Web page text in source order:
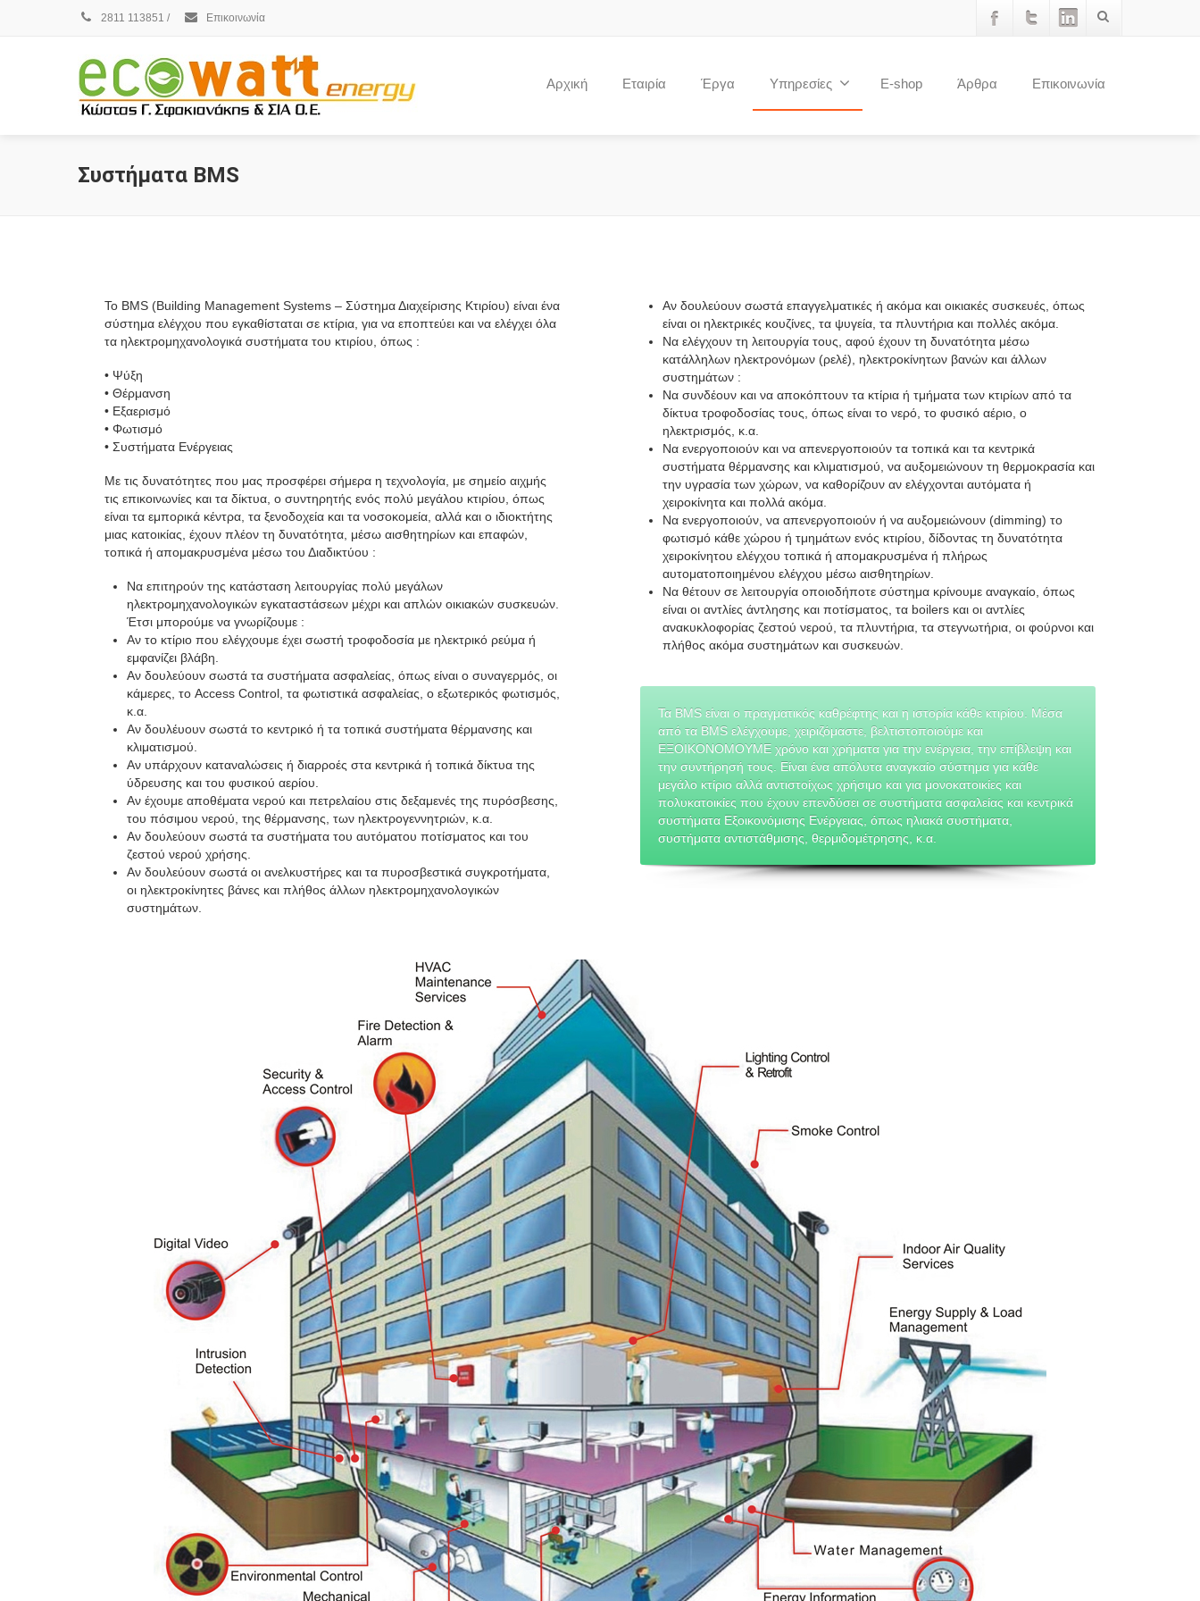
2811 113851 / Επικοινωνία
Αρχική Εταιρία Έργα Υπηρεσίες E-shop Άρθρα Επικοινωνία
Συστήματα BMS
Το BMS (Building Management Systems – Σύστημα Διαχείρισης Κτιρίου) είναι ένα
σύστημα ελέγχου που εγκαθίσταται σε κτίρια, για να εποπτεύει και να ελέγχει όλα
τα ηλεκτρομηχανολογικά συστήματα του κτιρίου, όπως :
• Ψύξη
• Θέρμανση
• Εξαερισμό
• Φωτισμό
• Συστήματα Ενέργειας
Με τις δυνατότητες που μας προσφέρει σήμερα η τεχνολογία, με σημείο αιχμής
τις επικοινωνίες και τα δίκτυα, ο συντηρητής ενός πολύ μεγάλου κτιρίου, όπως
είναι τα εμπορικά κέντρα, τα ξενοδοχεία και τα νοσοκομεία, αλλά και ο ιδιοκτήτης
μιας κατοικίας, έχουν πλέον τη δυνατότητα, μέσω αισθητηρίων και επαφών,
τοπικά ή απομακρυσμένα μέσω του Διαδικτύου :
Nα επιτηρούν της κατάσταση λειτουργίας πολύ μεγάλων
ηλεκτρομηχανολογικών εγκαταστάσεων μέχρι και απλών οικιακών συσκευών.
Έτσι μπορούμε να γνωρίζουμε :
Αν το κτίριο που ελέγχουμε έχει σωστή τροφοδοσία με ηλεκτρικό ρεύμα ή
εμφανίζει βλάβη.
Αν δουλεύουν σωστά τα συστήματα ασφαλείας, όπως είναι ο συναγερμός, οι
κάμερες, το Access Control, τα φωτιστικά ασφαλείας, ο εξωτερικός φωτισμός,
κ.α.
Αν δουλέυουν σωστά το κεντρικό ή τα τοπικά συστήματα θέρμανσης και
κλιματισμού.
Αν υπάρχουν καταναλώσεις ή διαρροές στα κεντρικά ή τοπικά δίκτυα της
ύδρευσης και του φυσικού αερίου.
Αν έχουμε αποθέματα νερού και πετρελαίου στις δεξαμενές της πυρόσβεσης,
του πόσιμου νερού, της θέρμανσης, των ηλεκτρογεννητριών, κ.α.
Αν δουλεύουν σωστά τα συστήματα του αυτόματου ποτίσματος και του
ζεστού νερού χρήσης.
Αν δουλεύουν σωστά οι ανελκυστήρες και τα πυροσβεστικά συγκροτήματα,
οι ηλεκτροκίνητες βάνες και πλήθος άλλων ηλεκτρομηχανολογικών
συστημάτων.
Αν δουλεύουν σωστά επαγγελματικές ή ακόμα και οικιακές συσκευές, όπως
είναι οι ηλεκτρικές κουζίνες, τα ψυγεία, τα πλυντήρια και πολλές ακόμα.
Να ελέγχουν τη λειτουργία τους, αφού έχουν τη δυνατότητα μέσω
κατάλληλων ηλεκτρονόμων (ρελέ), ηλεκτροκίνητων βανών και άλλων
συστημάτων :
Να συνδέουν και να αποκόπτουν τα κτίρια ή τμήματα των κτιρίων από τα
δίκτυα τροφοδοσίας τους, όπως είναι το νερό, το φυσικό αέριο, ο
ηλεκτρισμός, κ.α.
Να ενεργοποιούν και να απενεργοποιούν τα τοπικά και τα κεντρικά
συστήματα θέρμανσης και κλιματισμού, να αυξομειώνουν τη θερμοκρασία και
την υγρασία των χώρων, να καθορίζουν αν ελέγχονται αυτόματα ή
χειροκίνητα και πολλά ακόμα.
Να ενεργοποιούν, να απενεργοποιούν ή να αυξομειώνουν (dimming) το
φωτισμό κάθε χώρου ή τμημάτων ενός κτιρίου, δίδοντας τη δυνατότητα
χειροκίνητου ελέγχου τοπικά ή απομακρυσμένα ή πλήρως
αυτοματοποιημένου ελέγχου μέσω αισθητηρίων.
Να θέτουν σε λειτουργία οποιοδήποτε σύστημα κρίνουμε αναγκαίο, όπως
είναι οι αντλίες άντλησης και ποτίσματος, τα boilers και οι αντλίες
ανακυκλοφορίας ζεστού νερού, τα πλυντήρια, τα στεγνωτήρια, οι φούρνοι και
πλήθος ακόμα συστημάτων και συσκευών.
Τα BMS είναι ο πραγματικός καθρέφτης και η ιστορία κάθε κτιρίου. Μέσα
από τα BMS ελέγχουμε, χειριζόμαστε, βελτιστοποιούμε και
ΕΞΟΙΚΟΝΟΜΟΥΜΕ χρόνο και χρήματα για την ενέργεια, την επίβλεψη και
την συντήρησή τους. Είναι ένα απόλυτα αναγκαίο σύστημα για κάθε
μεγάλο κτίριο αλλά αντιστοίχως χρήσιμο και για μονοκατοικίες και
πολυκατοικίες που έχουν επενδύσει σε συστήματα ασφαλείας και κεντρικά
συστήματα Εξοικονόμισης Ενέργειας, όπως ηλιακά συστήματα,
συστήματα αντιστάθμισης, θερμιδομέτρησης, κ.α.